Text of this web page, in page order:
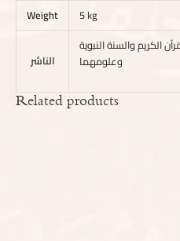
Weight 5 kg
الناشر
الكريم والسنة النبوية
وعلومهما
Related products